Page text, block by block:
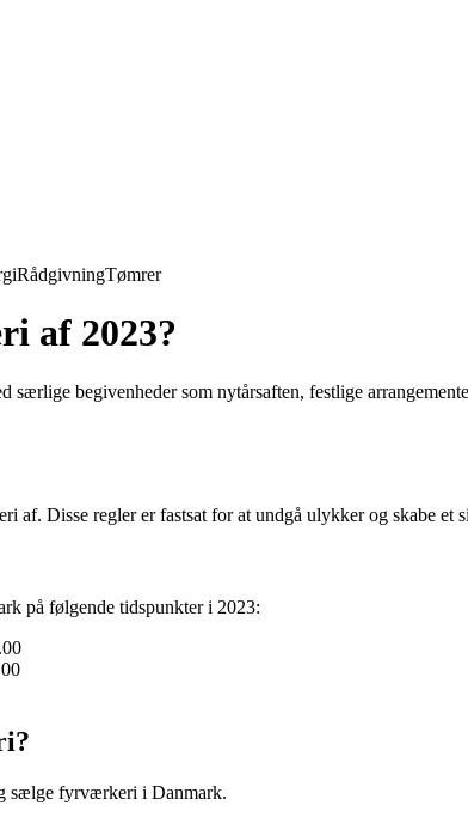
RådgivningTømrer
af 2023?
begivenheder som nytårsaften, festlige
Disse regler er fastsat for at undgå ulykker og skabe et
på følgende tidspunkter i 2023:
sælge fyrværkeri i Danmark.